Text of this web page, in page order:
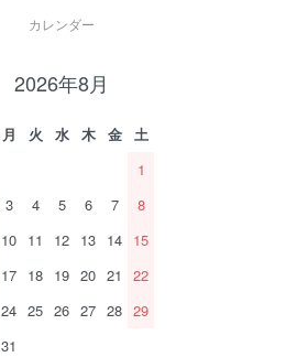
カレンダー
2026年8月
月 火 水 木 金
土
1
3 4 5 6 7
8
10 11 12 13 14 15
17 18 19 20 21
22
24 25 26 27 28 29
31